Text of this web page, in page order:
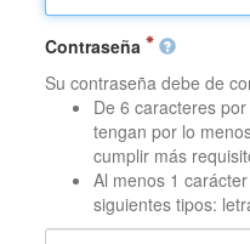
Contraseña
Su contraseña debe de
De 6 caracteres
tengan por lo
cumplir más
Al menos 1
siguientes tipos: